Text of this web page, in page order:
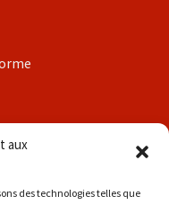
aux
des technologies telles que